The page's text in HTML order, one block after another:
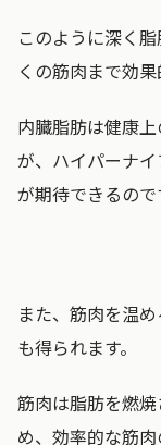
このように深く
くの筋肉まで効
内臓脂肪は健康
が、ハイパーナ
が期待できるので
また、筋肉を温
も得られます。
筋肉は脂肪を燃
め、効率的な筋